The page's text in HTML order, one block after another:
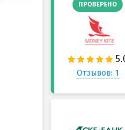
ПРОВЕРЕНО
Отзывов: 1